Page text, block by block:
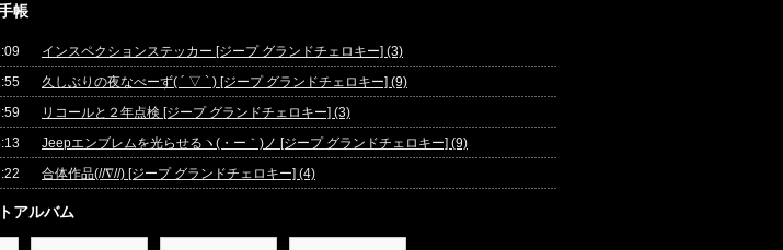
帳
インスペクションステッカー [ジープ グランドチェロキー] (3)
久しぶりの夜なべーず( ´ ▽ ` ) [ジープ グランドチェロキー] (9)
リコールと２年点検 [ジープ グランドチェロキー] (3)
Jeepエンブレムを光らせるヽ(・ー｀)ノ [ジープ グランドチェロキー] (9)
合体作品(//∇//) [ジープ グランドチェロキー] (4)
アルバム